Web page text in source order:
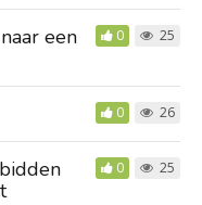
een
0 25
0 26
0 25